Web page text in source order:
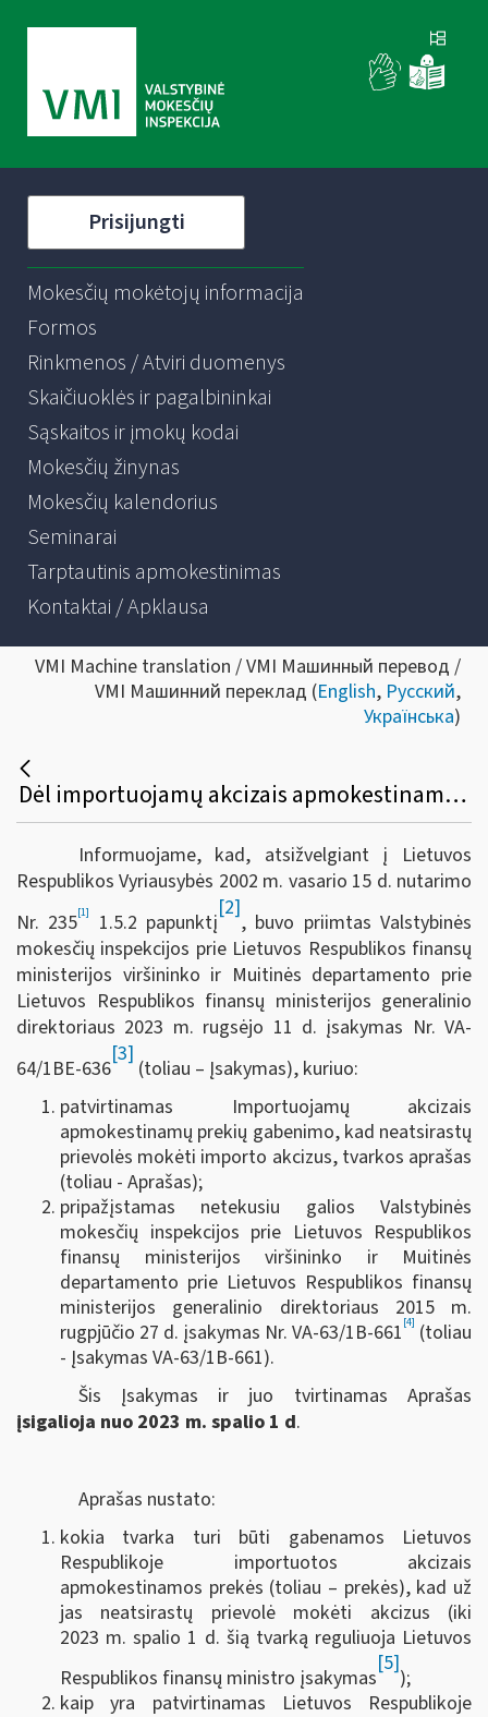
Prisijungti
Mokesčių mokėtojų informacija
Formos
Rinkmenos / Atviri duomenys
Skaičiuoklės ir pagalbininkai
Sąskaitos ir įmokų kodai
Mokesčių žinynas
Mokesčių kalendorius
Seminarai
Tarptautinis apmokestinimas
Kontaktai / Apklausa
VMI Machine translation / VMI Машинный перевод /
VMI Машинний переклад (English, Русский,
Українська)
Dėl importuojamų akcizais apmokestinamų prekių gabenimo, kad neatsirastų prievolės mokėti importo akcizus, tvarkos aprašo patvirtinimo
Informuojame, kad, atsižvelgiant į Lietuvos
Respublikos Vyriausybės 2002 m. vasario 15 d. nutarimo
Nr. 235[1] 1.5.2 papunktį
[2]
, buvo priimtas Valstybinės
mokesčių inspekcijos prie Lietuvos Respublikos finansų
ministerijos viršininko ir Muitinės departamento prie
Lietuvos Respublikos finansų ministerijos generalinio
direktoriaus 2023 m. rugsėjo 11 d. įsakymas Nr. VA-
64/1BE-636
[3]
(toliau – Įsakymas), kuriuo:
patvirtinamas Importuojamų akcizais
apmokestinamų prekių gabenimo, kad neatsirastų
prievolės mokėti importo akcizus, tvarkos aprašas
(toliau - Aprašas);
pripažįstamas netekusiu galios Valstybinės
mokesčių inspekcijos prie Lietuvos Respublikos
finansų ministerijos viršininko ir Muitinės
departamento prie Lietuvos Respublikos finansų
ministerijos generalinio direktoriaus 2015 m.
rugpjūčio 27 d. įsakymas Nr. VA-63/1B-661 [4] (toliau
- Įsakymas VA-63/1B-661).
Šis Įsakymas ir juo tvirtinamas Aprašas
įsigalioja nuo 2023 m. spalio 1 d.
Aprašas nustato:
kokia tvarka turi būti gabenamos Lietuvos
Respublikoje importuotos akcizais
apmokestinamos prekės (toliau – prekės), kad už
jas neatsirastų prievolė mokėti akcizus (iki
2023 m. spalio 1 d. šią tvarką reguliuoja Lietuvos
Respublikos finansų ministro įsakymas
[5]
);
kaip yra patvirtinamas Lietuvos Respublikoje